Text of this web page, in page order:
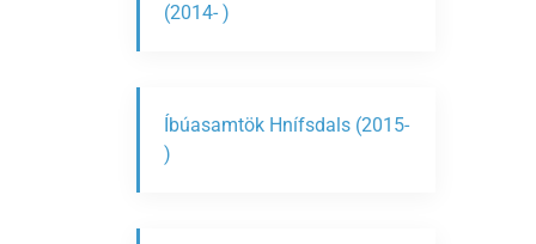
(2014- )
Íbúasamtök Hnífsdals (2015-
)